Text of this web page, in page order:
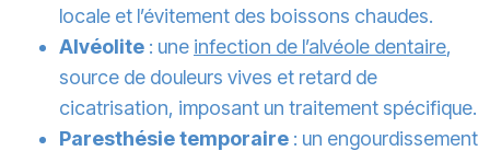
locale et l’évitement des boissons chaudes.
Alvéolite : une infection de l’alvéole dentaire,
source de douleurs vives et retard de
cicatrisation, imposant un traitement spécifique.
Paresthésie temporaire : un engourdissement